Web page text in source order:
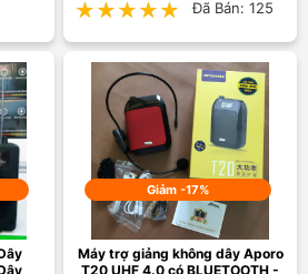
★★★★★
★★★★★ Đã Bán: 125
Giảm -17%
Máy trợ giảng không dây Aporo
T20 UHF 4.0 có BLUETOOTH -